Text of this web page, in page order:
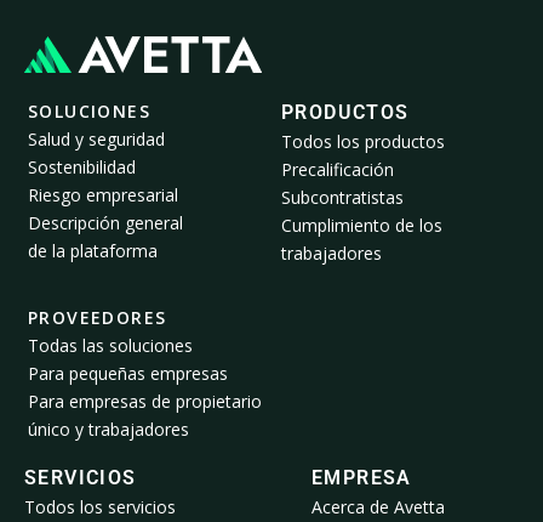
SOLUCIONES
Salud y seguridad
Sostenibilidad
Riesgo empresarial
Descripción general
de la plataforma
PROVEEDORES
Todas las soluciones
Para pequeñas empresas
Para empresas de propietario
único y trabajadores
PRODUCTOS
Todos los productos
Precalificación
Subcontratistas
Cumplimiento de los
trabajadores
SERVICIOS
Todos los servicios
EMPRESA
Acerca de Avetta